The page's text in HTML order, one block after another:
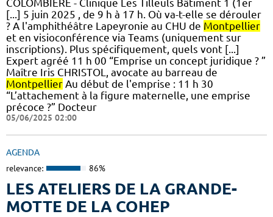
COLOMBIÈRE - Clinique Les Tilleuls Bâtiment 1 (1er
[...] 5 juin 2025 , de 9 h à 17 h. Où va-t-elle se dérouler
? A l'amphithéâtre Lapeyronie au CHU de Montpellier
et en visioconférence via Teams (uniquement sur
inscriptions). Plus spécifiquement, quels vont [...]
Expert agréé 11 h 00 “Emprise un concept juridique ? ”
Maître Iris CHRISTOL, avocate au barreau de
Montpellier Au début de l'emprise : 11 h 30
“L’attachement à la figure maternelle, une emprise
précoce ?” Docteur
05/06/2025 02:00
AGENDA
relevance: 86%
LES ATELIERS DE LA GRANDE-
MOTTE DE LA COHEP